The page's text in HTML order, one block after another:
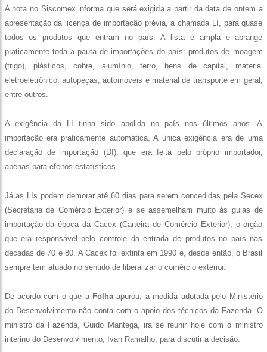
A nota no Siscomex informa que será exigida a partir da data de ontem a
apresentação da licença de importação prévia, a chamada LI, para quase
todos os produtos que entram no país. A lista é ampla e abrange
praticamente toda a pauta de importações do país: produtos de moagem
(trigo), plásticos, cobre, alumínio, ferro, bens de capital, material
eletroeletrônico, autopeças, automóveis e material de transporte em geral,
entre outros.
A exigência da LI tinha sido abolida no país nos últimos anos. A
importação era praticamente automática. A única exigência era de uma
declaração de importação (DI), que era feita pelo próprio importador,
apenas para efeitos estatísticos.
Já as LIs podem demorar até 60 dias para serem concedidas pela Secex
(Secretaria de Comércio Exterior) e se assemelham muito às guias de
importação da época da Cacex (Carteira de Comércio Exterior), o órgão
que era responsável pelo controle da entrada de produtos no país nas
décadas de 70 e 80. A Cacex foi extinta em 1990 e, desde então, o Brasil
sempre tem atuado no sentido de liberalizar o comércio exterior.
De acordo com o que a Folhaapurou, a medida adotada pelo Ministério
do Desenvolvimento não conta com o apoio dos técnicos da Fazenda. O
ministro da Fazenda, Guido Mantega, irá se reunir hoje com o ministro
interino do Desenvolvimento, Ivan Ramalho, para discutir a decisão.